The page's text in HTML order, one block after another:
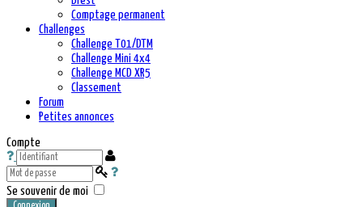
Comptage permanent
Challenges
Challenge T01/DTM
Challenge Mini 4x4
Challenge MCD XR5
Classement
Forum
Petites annonces
Compte
Se souvenir de moi